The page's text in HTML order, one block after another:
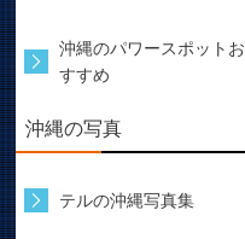
沖縄のパワースポットお
すすめ
沖縄の写真
テルの沖縄写真集